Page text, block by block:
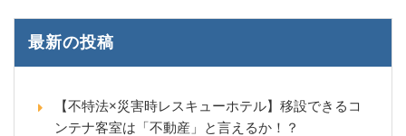
最新の投稿
【不特法×災害時レスキューホテル】移設できるコ
ンテナ客室は「不動産」と言えるか！？